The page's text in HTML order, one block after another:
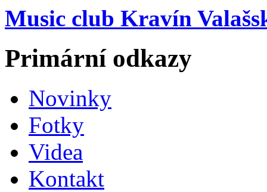
Music club Kravín
Primární odkazy
Novinky
Fotky
Videa
Kontakt